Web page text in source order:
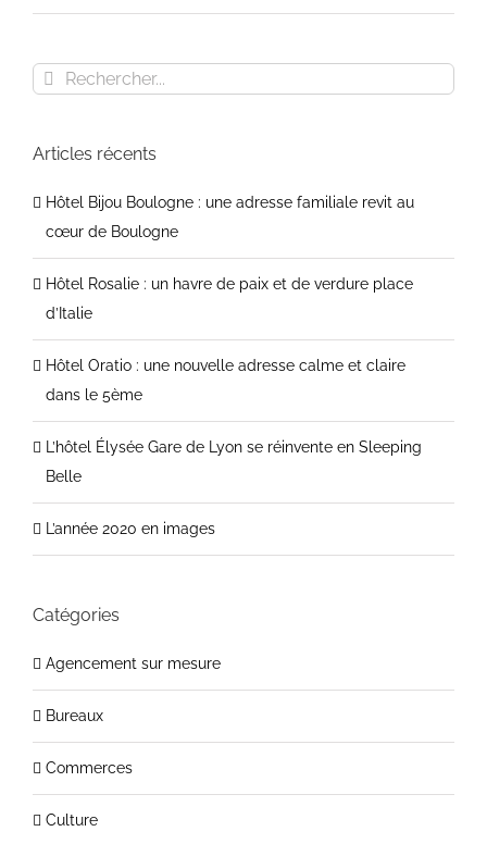
Rechercher
Articles récents
Hôtel Bijou Boulogne : une adresse familiale revit au
cœur de Boulogne
Hôtel Rosalie : un havre de paix et de verdure place
d’Italie
Hôtel Oratio : une nouvelle adresse calme et claire
dans le 5ème
L’hôtel Élysée Gare de Lyon se réinvente en Sleeping
Belle
L’année 2020 en images
Catégories
Agencement sur mesure
Bureaux
Commerces
Culture